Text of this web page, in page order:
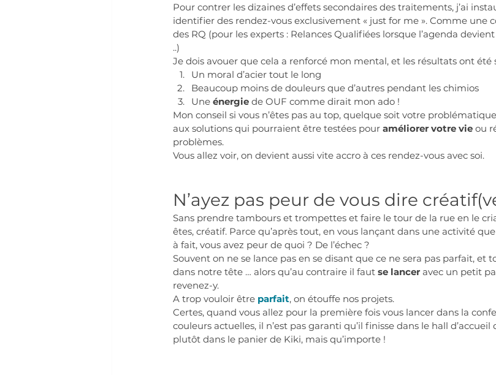
Pour contrer les dizaines d’effets secondaires des traitements, j’ai
identifier des rendez-vous exclusivement « just for me ». Comme une
des RQ (pour les experts : Relances Qualifiées lorsque l’agenda
..)
Je dois avouer que cela a renforcé mon mental, et les résultats ont été
Un moral d’acier tout le long
Beaucoup moins de douleurs que d’autres pendant les chimios
Une énergie de OUF comme dirait mon ado !
Mon conseil si vous n’êtes pas au top, quelque soit votre
aux solutions qui pourraient être testées pour améliorer votre vie ou
problèmes.
Vous allez voir, on devient aussi vite accro à ces rendez-vous avec soi.
N’ayez pas peur de vous dire
Sans prendre tambours et trompettes et faire le tour de la rue en le
êtes, créatif. Parce qu’après tout, en vous lançant dans une activité
à fait, vous avez peur de quoi ? De l’échec ?
Souvent on ne se lance pas en se disant que ce ne sera pas parfait, et
dans notre tête … alors qu’au contraire il faut se lancer avec un petit
revenez-y.
A trop vouloir être parfait, on étouffe nos projets.
Certes, quand vous allez pour la première fois vous lancer dans la
couleurs actuelles, il n’est pas garanti qu’il finisse dans le hall d’accueil
plutôt dans le panier de Kiki, mais qu’importe !